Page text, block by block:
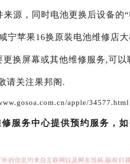
源，同时电池更换后设备的
宁苹果16换原装电池维修店
更换屏幕或其他维修服务,可
请关注果邦阁.
apple/34577.html
服务中心提供预约服务，
外的信息均来自互联网以及网友投稿,版权